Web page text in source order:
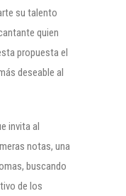
su talento
quien
propuesta el
deseable al
invita al
notas, una
buscando
de los